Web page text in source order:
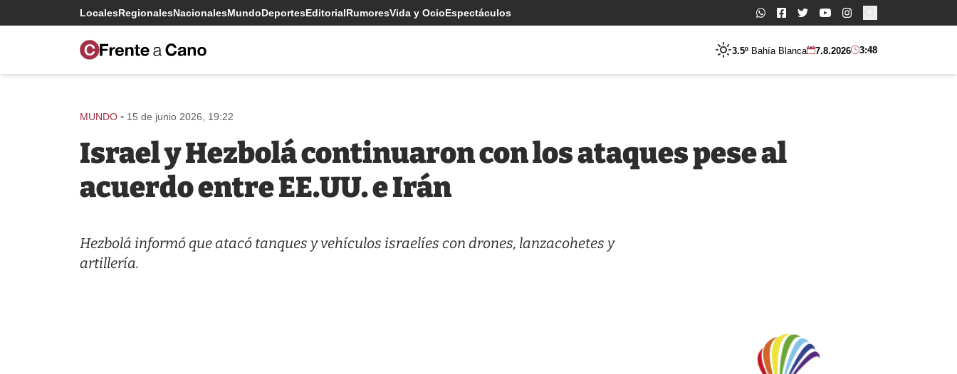
LocalesRegionalesNacionalesMundoDeportesEditorialRumoresVida y OcioEspectáculos Buscar:
3.5º Bahía Blanca 7.8.2026 3:48
MUNDO - 15 de junio 2026, 19:22
Israel y Hezbolá continuaron con los ataques pese al
acuerdo entre EE.UU. e Irán
Hezbolá informó que atacó tanques y vehículos israelíes con drones, lanzacohetes y
artillería.